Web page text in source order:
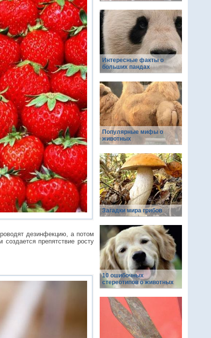
дезинфекцию, а потом
препятствие росту
Интересные факты о
больших пандах
Популярные мифы о
животных
Загадки мира грибов
10 ошибочных
стереотипов о животных